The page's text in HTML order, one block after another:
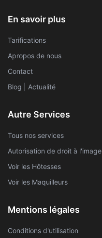
En savoir plus
Tarifications
Apropos de nous
Contact
Blog | Actualité
Autre Services
Tous nos services
Autorisation de droit à l'image
Voir les Hôtesses
Voir les Maquilleurs
Mentions légales
Conditions d'utilisation